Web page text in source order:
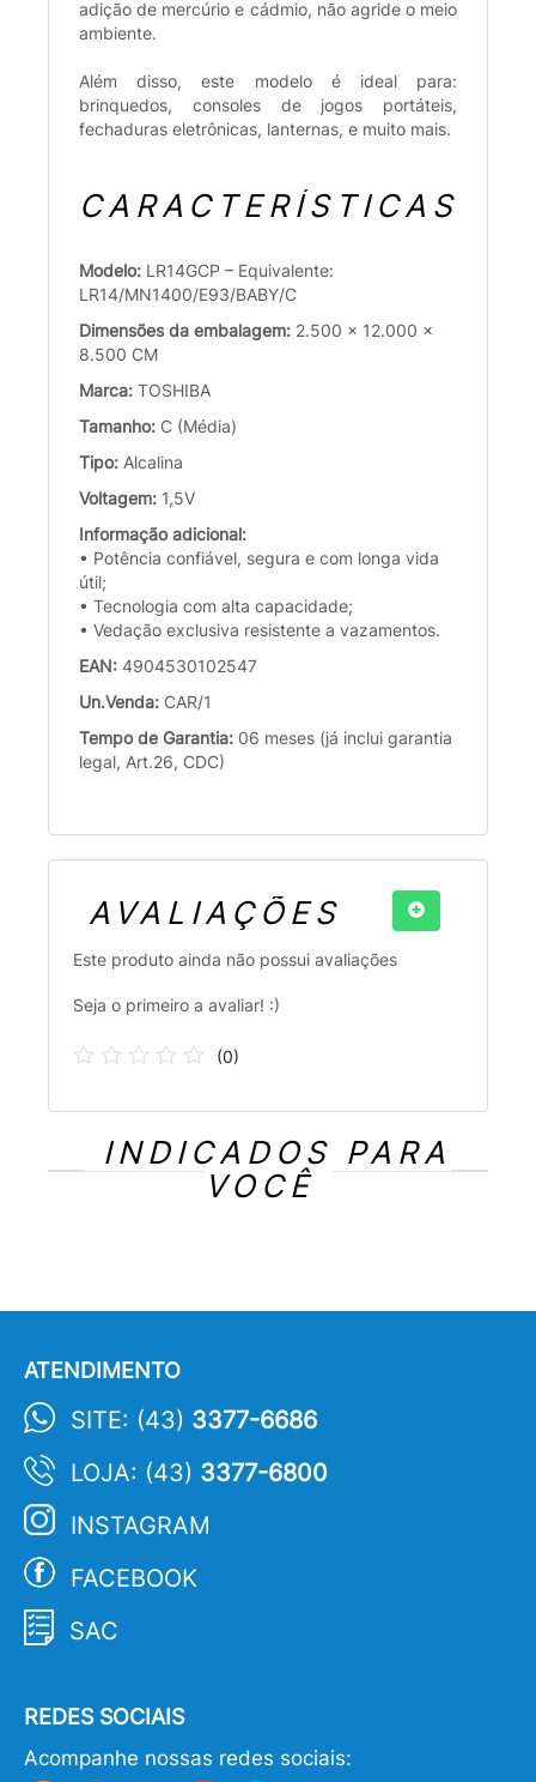
adição de mercúrio e cádmio, não agride o meio
ambiente.
Além disso, este modelo é ideal para:
brinquedos, consoles de jogos portáteis,
fechaduras eletrônicas, lanternas, e muito mais.
CARACTERÍSTICAS
Modelo: LR14GCP – Equivalente:
LR14/MN1400/E93/BABY/C
Dimensões da embalagem: 2.500 x 12.000 x
8.500 CM
Marca: TOSHIBA
Tamanho: C (Média)
Tipo: Alcalina
Voltagem: 1,5V
Informação adicional:
• Potência confiável, segura e com longa vida
útil;
• Tecnologia com alta capacidade;
• Vedação exclusiva resistente a vazamentos.
EAN: 4904530102547
Un.Venda: CAR/1
Tempo de Garantia: 06 meses (já inclui garantia
legal, Art.26, CDC)
AVALIAÇÕES
Este produto ainda não possui avaliações
Seja o primeiro a avaliar! :)
(0)
INDICADOS PARA
VOCÊ
ATENDIMENTO
SITE: (43) 3377-6686
LOJA: (43) 3377-6800
INSTAGRAM
FACEBOOK
SAC
REDES SOCIAIS
Acompanhe nossas redes sociais: